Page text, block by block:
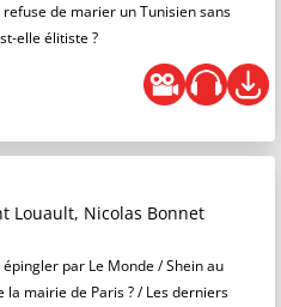
de marier un Tunisien sans
elle élitiste ?
Louault, Nicolas Bonnet
par Le Monde / Shein au
la mairie de Paris ? / Les derniers